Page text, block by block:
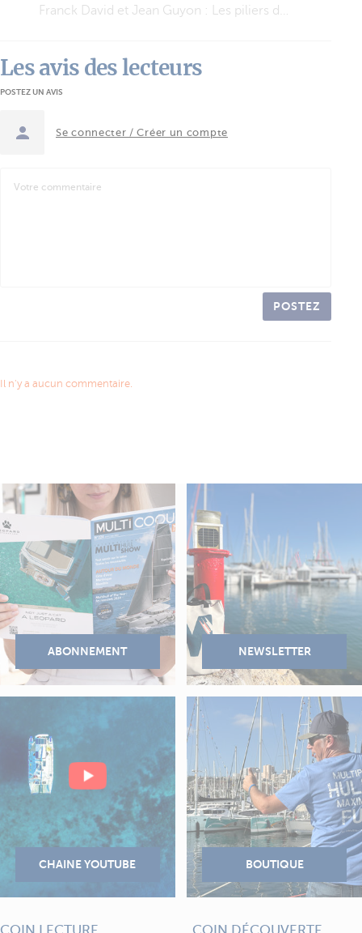
Franck David et Jean Guyon : Les piliers de l’aventure MODX
Les avis des lecteurs
POSTEZ UN AVIS
Se connecter / Créer un compte
POSTEZ
Il n'y a aucun commentaire.